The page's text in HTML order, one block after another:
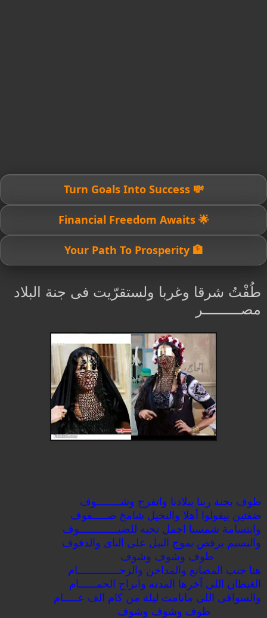
💸 Turn Goals Into Success
🌟 Financial Freedom Awaits
🏦 Your Path To Prosperity
طُفْتُ شرقا وغربا ولستقرّيت فى جنة البلاد
مصـــــــــر
طوف بجنة ربنا ببلادنا واتفرج وشــــــــوف
ضفتين بيقولوا أهلا والنخيل شامخ صـــــفوف
وابتسامة شمسنا اجمل تحيه للضيـــــــــــــوف
والنسيم يرقص بموج النيل على الناى والدفوف
طوف وشوف وشوف
هنا جنب المصانع والمداخن والزحــــــــــــــام
الغيطان اللى آخرها المدنه وابراج الحمــــــام
والسواقى اللى مانامت ليلة من كام الف عـــــام
طوف وشوف وشوف